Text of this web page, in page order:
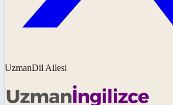
UzmanDil Ailesi